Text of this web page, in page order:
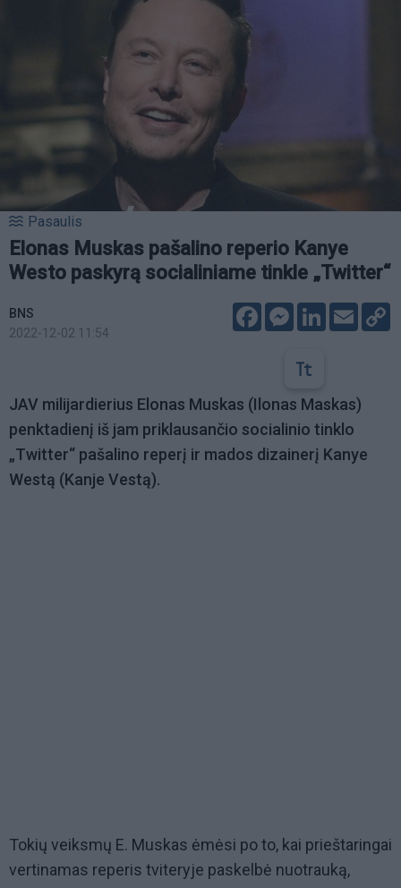
Pasaulis
Elonas Muskas pašalino reperio Kanye
Westo paskyrą socialiniame tinkle „Twitter“
BNS
2022-12-02 11:54
FacebookMessenger
LinkedIn
Email
JAV milijardierius Elonas Muskas (Ilonas Maskas)
penktadienį iš jam priklausančio socialinio tinklo
„Twitter“ pašalino reperį ir mados dizainerį Kanye
Westą (Kanje Vestą).
Tokių veiksmų E. Muskas ėmėsi po to, kai prieštaringai
vertinamas reperis tviteryje paskelbė nuotrauką,